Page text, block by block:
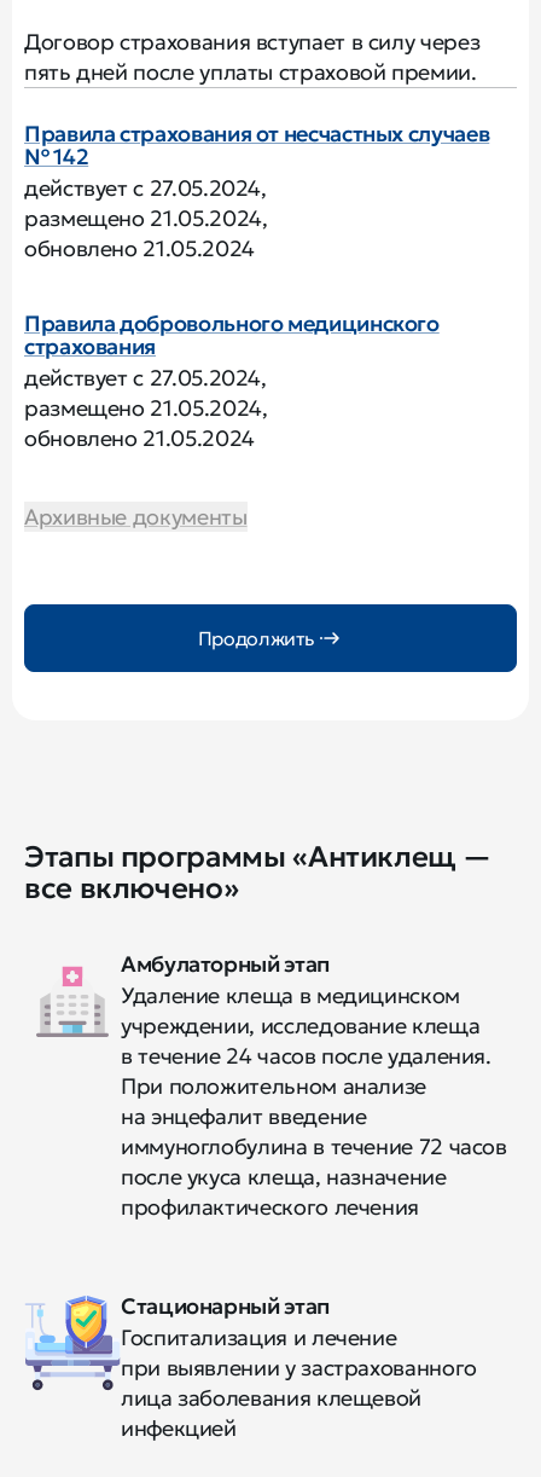
Договор страхования вступает в силу через
пять дней после уплаты страховой премии.
Правила страхования от несчастных случаев
№ 142
действует с 27.05.2024,
размещено 21.05.2024,
обновлено 21.05.2024
Правила добровольного медицинского
страхования
действует с 27.05.2024,
размещено 21.05.2024,
обновлено 21.05.2024
Архивные документы
Продолжить
Этапы программы «Антиклещ —
все включено»
Амбулаторный этап
Удаление клеща в медицинском
учреждении, исследование клеща
в течение 24 часов после удаления.
При положительном анализе
на энцефалит введение
иммуноглобулина в течение 72 часов
после укуса клеща, назначение
профилактического лечения
Стационарный этап
Госпитализация и лечение
при выявлении у застрахованного
лица заболевания клещевой
инфекцией